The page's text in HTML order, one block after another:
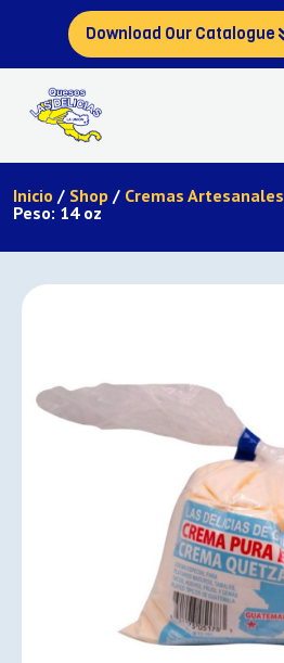
Download Our Catalogue
Inicio / Shop / Cremas Artesanales
Peso: 14 oz